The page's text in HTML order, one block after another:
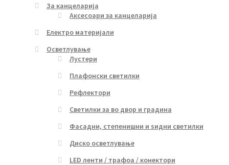
За канцеларија
Аксесоари за канцеларија
Електро материјали
Осветлување
Лустери
Плафонски светилки
Рефлектори
Светилки за во двор и градина
Фасадни, степенишни и ѕидни светилки
Диско осветлување
LED ленти / трафоа / конектори